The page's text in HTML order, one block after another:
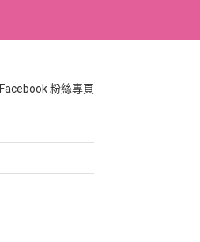
Facebook 粉絲專頁